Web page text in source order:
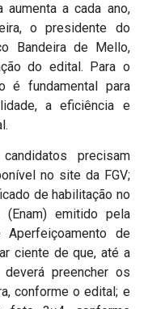
aumenta a cada ano,
o presidente do
Bandeira de Mello,
do edital. Para o
é fundamental para
a eficiência e
precisam
no site da FGV;
de habilitação no
(Enam) emitido pela
Aperfeiçoamento de
ciente de que, até a
preencher os
conforme o edital; e